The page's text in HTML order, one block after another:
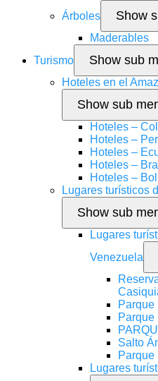
Árboles
Show
Maderables
Turismo
Show sub
Hoteles en el
Show sub
Hoteles –
Hoteles –
Hoteles –
Hoteles –
Hoteles –
Lugares turísticos
Show sub
Lugares
Venezuela
Parque
Salto
Lugares